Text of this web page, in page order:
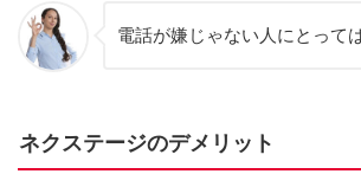
電話が嫌じゃない人にとって
ネクステージのデメリット